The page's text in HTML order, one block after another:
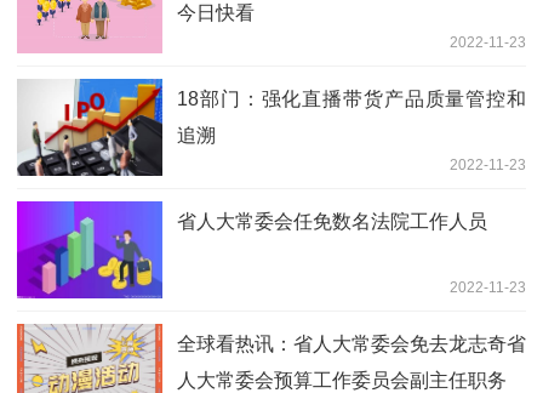
今日快看
2022-11-23
18部门：强化直播带货产品质量管控和
追溯
2022-11-23
省人大常委会任免数名法院工作人员
2022-11-23
全球看热讯：省人大常委会免去龙志奇省
人大常委会预算工作委员会副主任职务